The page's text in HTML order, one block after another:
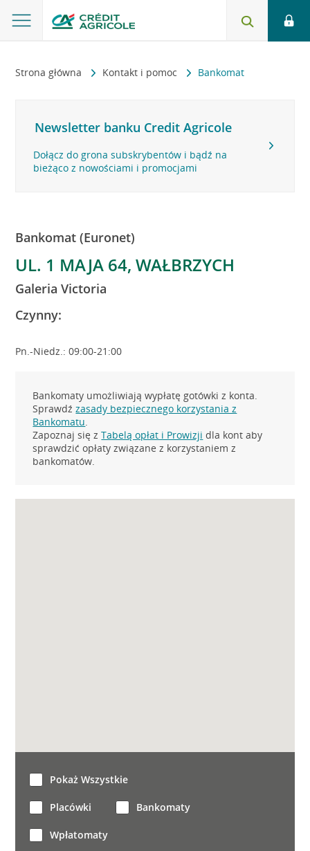
Strona główna Kontakt i pomoc Bankomat
Newsletter banku Credit Agricole
Dołącz do grona subskrybentów i bądź na
bieżąco z nowościami i promocjami
Bankomat (Euronet)
UL. 1 MAJA 64, WAŁBRZYCH
Galeria Victoria
Czynny:
Pn.-Niedz.: 09:00-21:00
Bankomaty umożliwiają wypłatę gotówki z konta.
Sprawdźzasady bezpiecznego korzystania z
Bankomatu.
Zapoznaj się zTabelą opłat i Prowizji dla kont aby
sprawdzić opłaty związane z korzystaniem z
bankomatów.
Pokaż Wszystkie
Placówki Bankomaty
Wpłatomaty